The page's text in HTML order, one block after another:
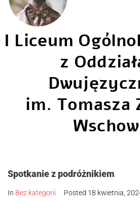
I Liceum
z
im. Tomasza
Spotkanie z podróżnikiem
In Bez kategorii Posted 18 kwietnia,